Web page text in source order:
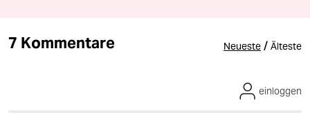
7 Kommentare Neueste / Älteste
einloggen